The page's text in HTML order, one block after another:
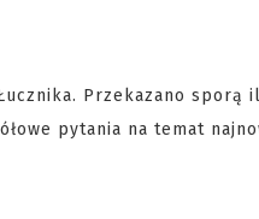
Przekazano sporą
pytania na temat